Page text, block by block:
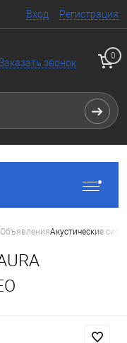
Вход Регистрация
звонок
0
ОбъявленияАкустические